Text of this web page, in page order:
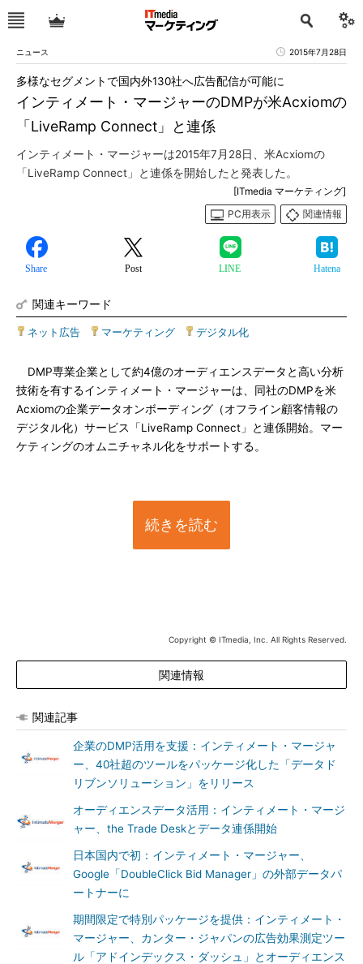
ニュース 2015年7月28日
インティメート・マージャーのDMPが米Acxiomの
「LiveRamp Connect」と連係
多様なセグメントで国内外130社へ広告配信が可能に
インティメート・マージャーは2015年7月28日、米Acxiomの
「LiveRamp Connect」と連係を開始したと発表した。
[ITmedia マーケティング]
PC用表示
関連情報
Share Post LINE Hatena
関連キーワード
ネット広告 マーケティング デジタル化
DMP専業企業として約4億のオーディエンスデータと高い分析
技術を有するインティメート・マージャーは、同社のDMPを米
Acxiomの企業データオンボーディング（オフライン顧客情報の
デジタル化）サービス「LiveRamp Connect」と連係開始。マー
ケティングのオムニチャネル化をサポートする。
続きを読む
Copyright © ITmedia, Inc. All Rights Reserved.
関連情報
関連記事
企業のDMP活用を支援：インティメート・マージャ
ー、40社超のツールをパッケージ化した「データド
リブンソリューション」をリリース
オーディエンスデータ活用：インティメート・マージ
ャー、the Trade Deskとデータ連係開始
日本国内で初：インティメート・マージャー、
Google「DoubleClick Bid Manager」の外部データパ
ートナーに
期間限定で特別パッケージを提供：インティメート・
マージャー、カンター・ジャパンの広告効果測定ツー
ル「アドインデックス・ダッシュ」とオーディエンス